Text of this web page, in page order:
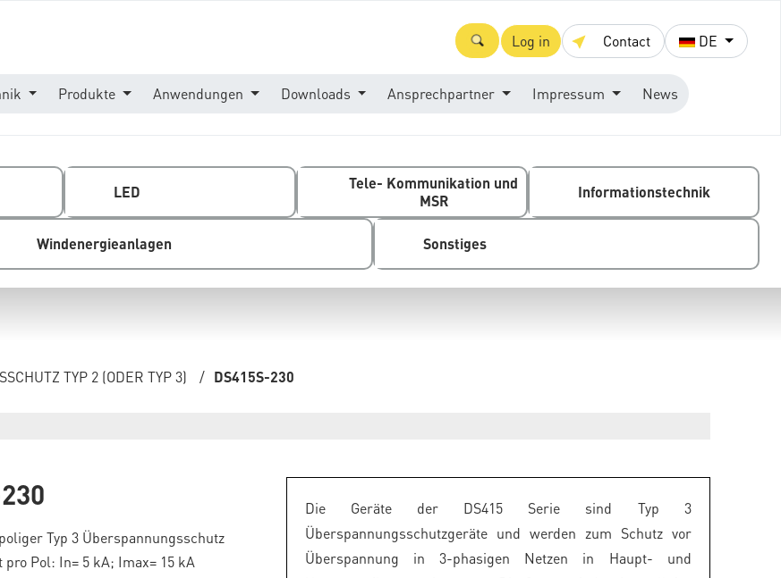
Log in Contact DE
Produkte Anwendungen Downloads Ansprechpartner Impressum News
LED
Tele- Kommunikation und
MSR
Informationstechnik
Windenergieanlagen Sonstiges
TYP 2 (ODER TYP 3) / DS415S-230
Typ 3 Überspannungsschutz
Pol: In= 5 kA; Imax= 15 kA
Die Geräte der DS415 Serie sind Typ 3
Überspannungsschutzgeräte und werden zum Schutz vor
Überspannung in 3-phasigen Netzen in Haupt- und